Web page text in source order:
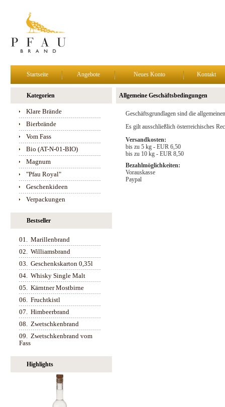
Startseite Angebote Neues Konto Kontakt
Kategorien
Klare Brände
Bierbrände
Vom Fass
Bio (AT-N-01-BIO)
Magnum
"Pfau Royal"
Geschenkideen
Verpackungen
Bestseller
01. Marillenbrand
02. Williamsbrand
03. Geschenkskarton 0,35l
04. Whisky Single Malt
05. Kärntner Mostbirne
06. Fruchtkistl
07. Himbeerbrand
08. Zwetschkenbrand
09. Zwetschkenbrand vom
Fass
Highlights
Allgemeine Geschäftsbedingungen
Geschäftsgrundlagen sind die
Es gilt ausschließlich österreichisches
Versandkosten:
bis zu 5 kg - EUR 6,50
bis zu 10 kg - EUR 8,50
Bezahlmöglichkeiten:
Vorauskasse
Paypal